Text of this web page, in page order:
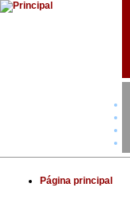
Página principal